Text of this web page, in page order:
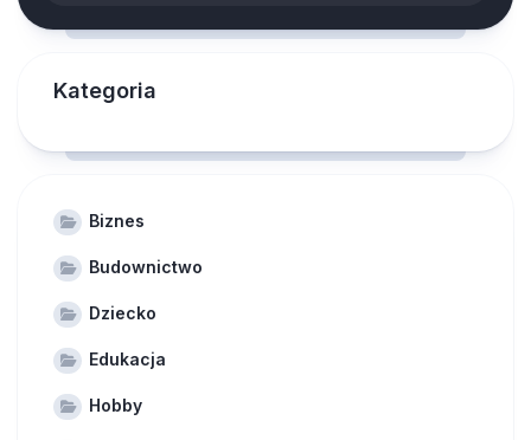
Kategoria
Biznes
Budownictwo
Dziecko
Edukacja
Hobby